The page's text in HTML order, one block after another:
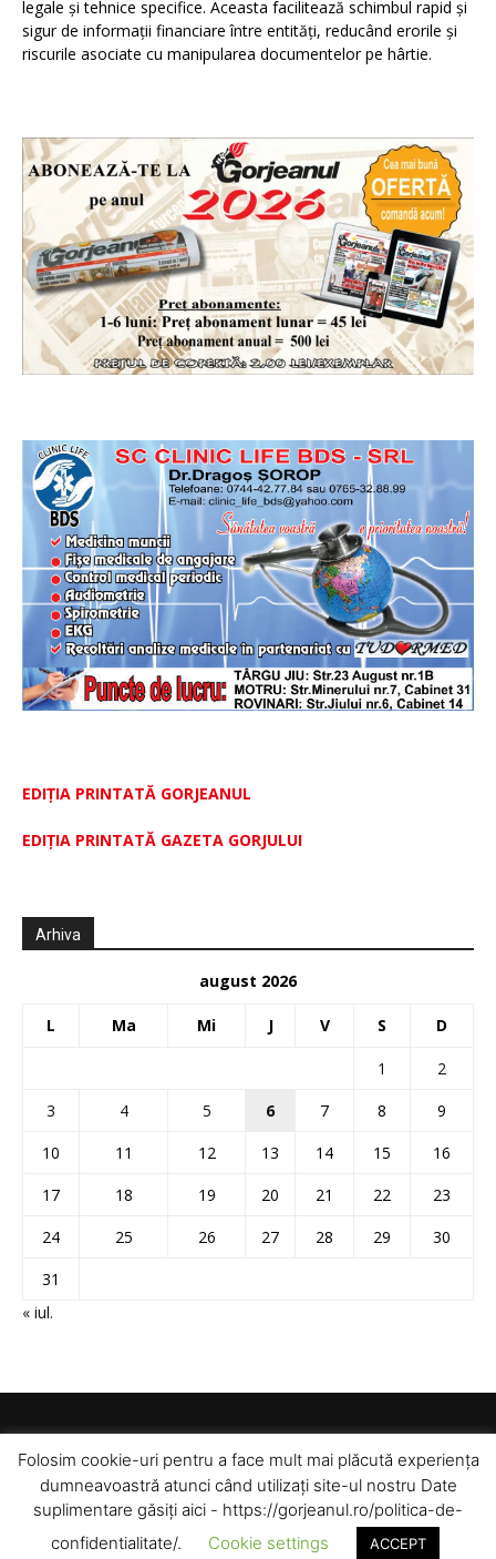
legale și tehnice specifice. Aceasta facilitează schimbul rapid și
sigur de informații financiare între entități, reducând erorile și
riscurile asociate cu manipularea documentelor pe hârtie.
EDIȚIA PRINTATĂ GORJEANUL
EDIŢIA PRINTATĂ GAZETA GORJULUI
Arhiva
august 2026
L Ma Mi J V S D
1
2
3
4 5 6 7 8
9
10
11 12 13 14 15
16
17
18 19 20 21 22
23
24
25 26 27 28 29
30
31
« iul.
© Toate drepturile rezervate pentru Gorjeanul SA
Folosim cookie-uri pentru a face mult mai plăcută experiența
dumneavoastră atunci când utilizați site-ul nostru Date
suplimentare găsiți aici - https://gorjeanul.ro/politica-de-
confidentialitate/.
Cookie settings ACCEPT